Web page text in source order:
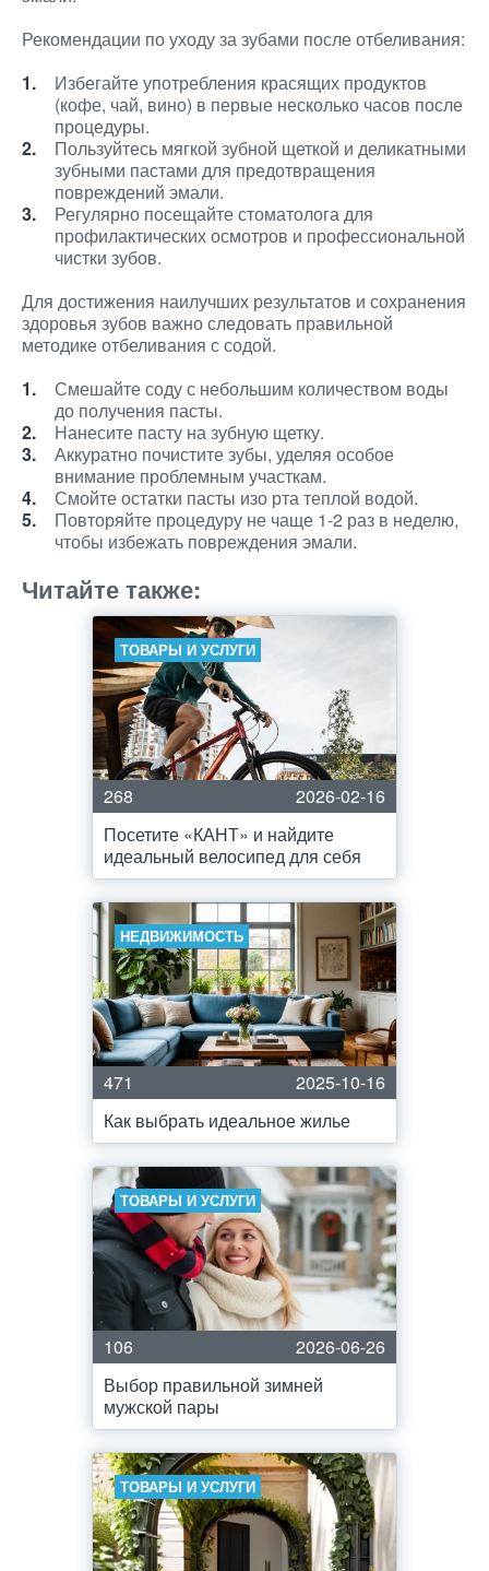
Рекомендации по уходу за зубами после отбеливания:
Избегайте употребления красящих продуктов
(кофе, чай, вино) в первые несколько часов после
процедуры.
Пользуйтесь мягкой зубной щеткой и деликатными
зубными пастами для предотвращения
повреждений эмали.
Регулярно посещайте стоматолога для
профилактических осмотров и профессиональной
чистки зубов.
Для достижения наилучших результатов и сохранения
здоровья зубов важно следовать правильной
методике отбеливания с содой.
Смешайте соду с небольшим количеством воды
до получения пасты.
Нанесите пасту на зубную щетку.
Аккуратно почистите зубы, уделяя особое
внимание проблемным участкам.
Смойте остатки пасты изо рта теплой водой.
Повторяйте процедуру не чаще 1-2 раз в неделю,
чтобы избежать повреждения эмали.
Читайте также:
ТОВАРЫ И УСЛУГИ
268
2026-02-16
Посетите «КАНТ» и найдите
идеальный велосипед для себя
НЕДВИЖИМОСТЬ
471
2025-10-16
Как выбрать идеальное жилье
ТОВАРЫ И УСЛУГИ
106
2026-06-26
Выбор правильной зимней
мужской пары
ТОВАРЫ И УСЛУГИ